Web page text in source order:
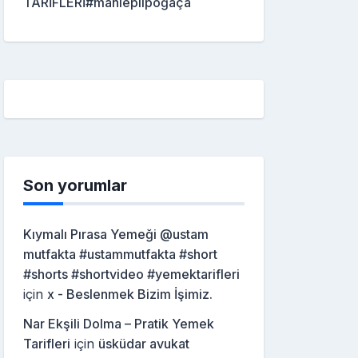
Son yorumlar
Kıymalı Pırasa Yemeği @ustam
mutfakta #ustammutfakta #short
#shorts #shortvideo #yemektarifleri
için x - Beslenmek Bizim İşimiz.
Nar Ekşili Dolma – Pratik Yemek
Tarifleri için üsküdar avukat